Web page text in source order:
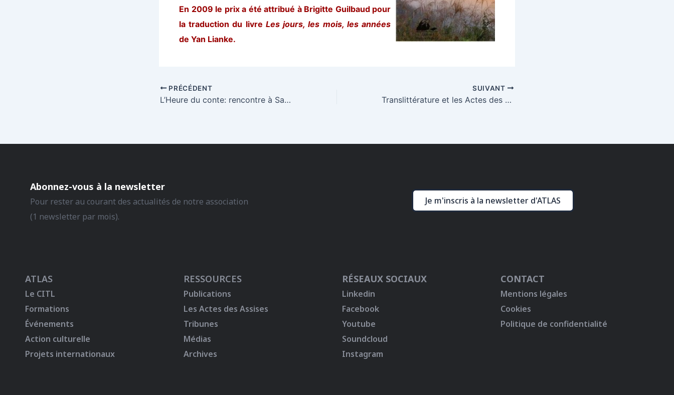
En 2009 le prix a été attribué à Brigitte Guilbaud pour
la traduction du livre Les jours, les mois, les années
de Yan Lianke.
PRÉCÉDENT
L’Heure du conte: rencontre à Salin-de-Giraud avec Gilles Decorvet
SUIVANT
Translittérature et les Actes des Assises de la Traduction Littéraire
Abonnez-vous à la newsletter
Pour rester au courant des actualités de notre association
(1 newsletter par mois).
Je m'inscris à la newsletter d'ATLAS
ATLAS
Le CITL
Formations
Événements
Action culturelle
Projets internationaux
RESSOURCES
Publications
Les Actes des Assises
Tribunes
Médias
Archives
RÉSEAUX SOCIAUX
Linkedin
Facebook
Youtube
Soundcloud
Instagram
CONTACT
Mentions légales
Cookies
Politique de confidentialité